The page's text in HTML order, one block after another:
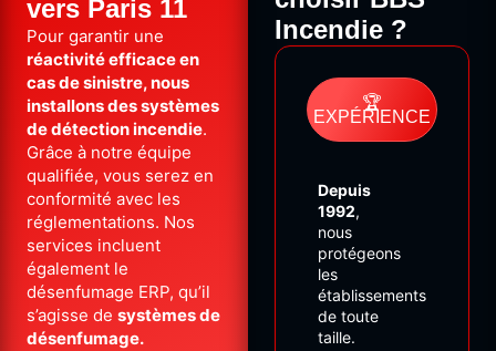
vers Paris 11
Pour garantir une
réactivité efficace en
cas de sinistre, nous
installons des systèmes
de détection incendie.
Grâce à notre équipe
qualifiée, vous serez en
conformité avec les
réglementations. Nos
services incluent
également le
désenfumage ERP, qu’il
s’agisse de systèmes de
désenfumage.
Incendie ?
🏆
EXPÉRIENCE
Depuis
1992,
nous
protégeons
les
établissements
de toute
taille.